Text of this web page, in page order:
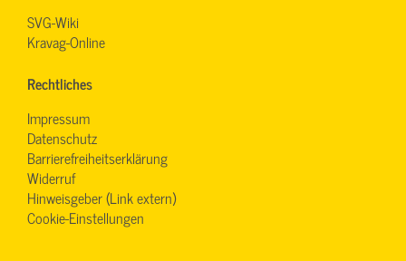
SVG-Wiki
Kravag-Online
Rechtliches
Impressum
Datenschutz
Barrierefreiheitserklärung
Widerruf
Hinweisgeber (Link extern)
Cookie-Einstellungen